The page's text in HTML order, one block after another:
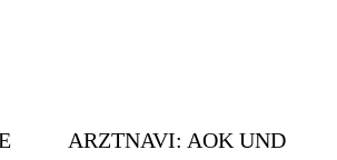
ARZTNAVI: AOK UND